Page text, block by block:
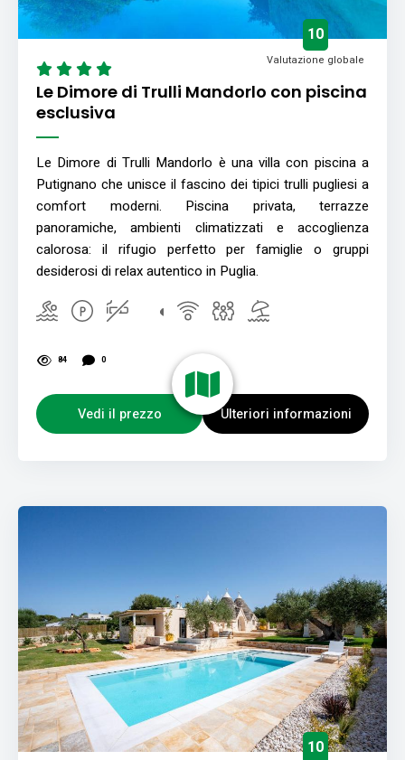
Le Dimore di Trulli Mandorlo con piscina
esclusiva
10
Valutazione globale
Le Dimore di Trulli Mandorlo è una villa con piscina a
Putignano che unisce il fascino dei tipici trulli pugliesi a
comfort moderni. Piscina privata, terrazze
panoramiche, ambienti climatizzati e accoglienza
calorosa: il rifugio perfetto per famiglie o gruppi
desiderosi di relax autentico in Puglia.
84 0
Vedi il prezzo Ulteriori informazioni
10